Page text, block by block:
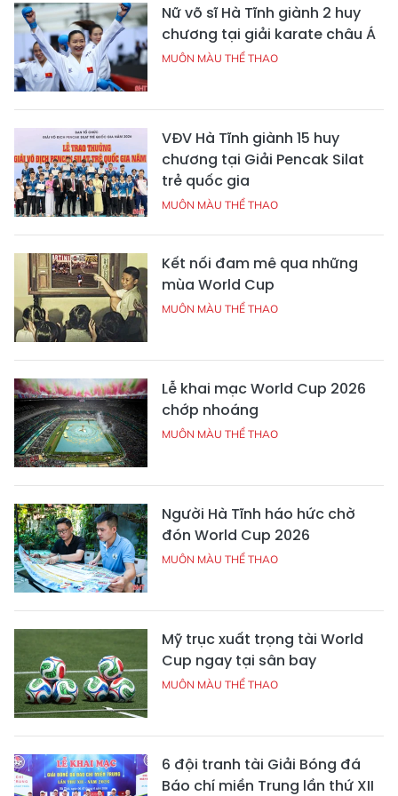
Nữ võ sĩ Hà Tĩnh giành 2 huy
chương tại giải karate châu Á
MUÔN MÀU THỂ THAO
VĐV Hà Tĩnh giành 15 huy
chương tại Giải Pencak Silat
trẻ quốc gia
MUÔN MÀU THỂ THAO
Kết nối đam mê qua những
mùa World Cup
MUÔN MÀU THỂ THAO
Lễ khai mạc World Cup 2026
chớp nhoáng
MUÔN MÀU THỂ THAO
Người Hà Tĩnh háo hức chờ
đón World Cup 2026
MUÔN MÀU THỂ THAO
Mỹ trục xuất trọng tài World
Cup ngay tại sân bay
MUÔN MÀU THỂ THAO
6 đội tranh tài Giải Bóng đá
Báo chí miền Trung lần thứ XII